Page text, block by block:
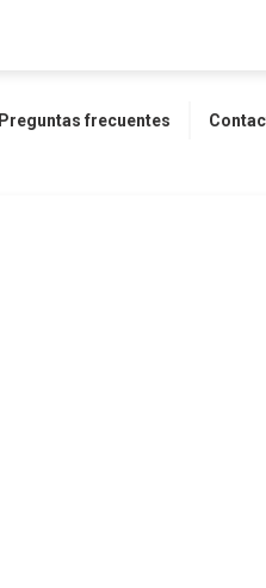
Preguntas frecuentes